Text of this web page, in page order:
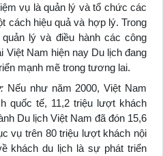
vụ là quản lý và tổ chức các
cách hiệu quả và hợp lý. Trong
lý và điều hành các công
Việt Nam hiện nay Du lịch đang
mạnh mẽ trong tương lai.
: Nếu như năm 2000, Việt Nam
quốc tế, 11,2 triệu lượt khách
Du lịch Việt Nam đã đón 15,6
vụ trên 80 triệu lượt khách nội
khách du lịch là sự phát triển